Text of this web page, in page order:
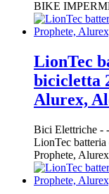
BIKE
LionTec
bicicletta
Alurex,
Bici Elettriche - -
LionTec
Prophete,